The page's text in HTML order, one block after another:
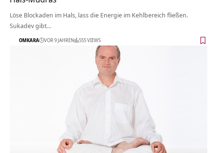
Löse Blockaden im Hals, lass die Energie im Kehlbereich fließen.
Sukadev gibt…
OMKARA VOR 9 JAHREN 555 VIEWS